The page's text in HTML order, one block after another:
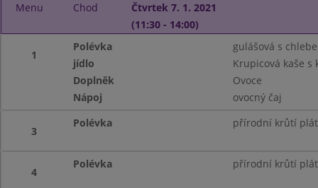
Menu Chod
Čtvrtek 7. 1. 2021
(11:30 - 14:00)
1
Polévka
gulášová s
jídlo
Krupicová kaše s
Doplněk
Ovoce
Nápoj
ovocný čaj
3
Polévka přírodní krůtí
4
Polévka přírodní krůtí